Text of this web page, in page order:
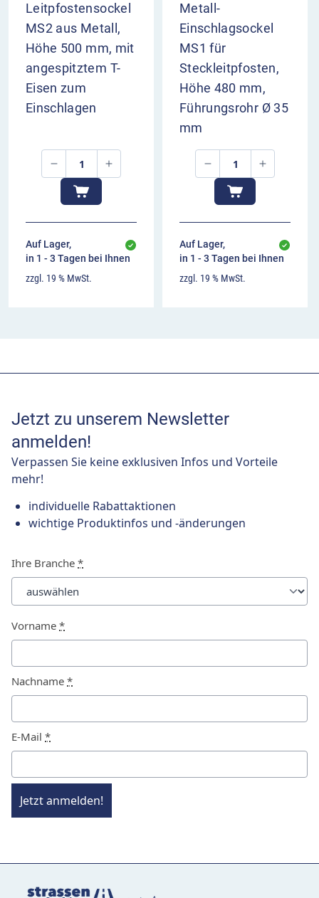
Leitpfostensockel
MS2 aus Metall,
Höhe 500 mm, mit
angespitztem T-
Eisen zum
Einschlagen
Auf Lager,
in 1 - 3 Tagen bei Ihnen
zzgl. 19 % MwSt.
Metall-
Einschlagsockel
MS1 für
Steckleitpfosten,
Höhe 480 mm,
Führungsrohr Ø 35
mm
Auf Lager,
in 1 - 3 Tagen bei Ihnen
zzgl. 19 % MwSt.
Jetzt zu unserem Newsletter
anmelden!
Verpassen Sie keine exklusiven Infos und Vorteile
mehr!
individuelle Rabattaktionen
wichtige Produktinfos und -änderungen
Ihre Branche *
Vorname *
Nachname *
E-Mail *
Jetzt anmelden!